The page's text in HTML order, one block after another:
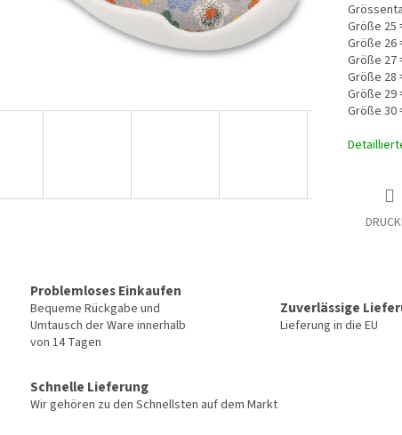
Größe 25
Größe 26
Größe 27
Größe 28
Größe 29
Größe 30
Problemloses Einkaufen
Bequeme Rückgabe und
Umtausch der Ware innerhalb
von 14 Tagen
Zuverlässige
Lieferung in die EU
Schnelle Lieferung
Wir gehören zu den Schnellsten auf dem Markt